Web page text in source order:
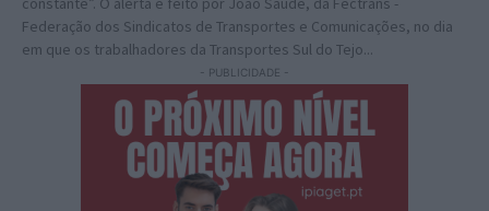
Federação dos Sindicatos de Transportes e Comunicações, no dia
em que os trabalhadores da Transportes Sul do Tejo...
- PUBLICIDADE -